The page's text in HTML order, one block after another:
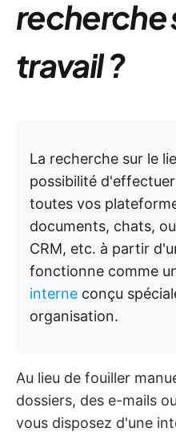
recherche
travail ?
La recherche sur le
possibilité
toutes vos
documents, chats,
CRM, etc. à partir
fonctionne comme
interne conçu
organisation.
Au lieu de fouiller
dossiers, des e-mails
vous disposez d'une